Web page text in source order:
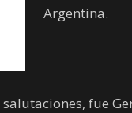
Argentina.
fue